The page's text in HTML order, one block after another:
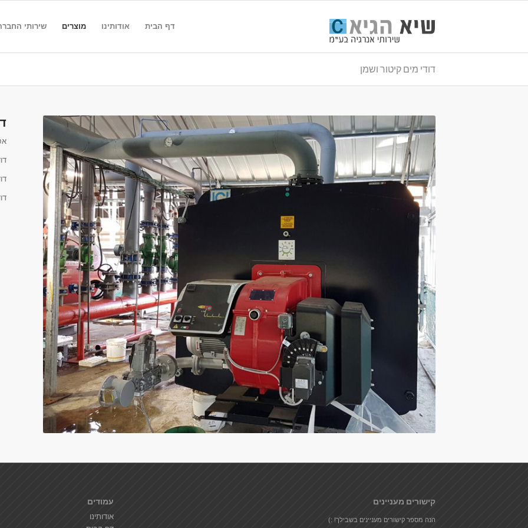
דף הבית אודותינו מוצרים שירותי
דודי מים קיטור ושמן
קישורים מעניינים
הנה מספר קישורים מעניינים בשבילך! :)
עמודים
אודותינו